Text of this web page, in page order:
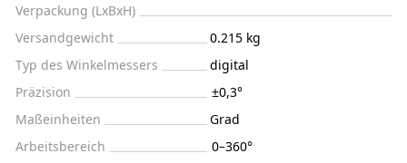
Verpackung (LxBxH)
Versandgewicht
0.215 kg
Typ des Winkelmessers
digital
Präzision
±0,3°
Maßeinheiten
Grad
Arbeitsbereich
0–360°